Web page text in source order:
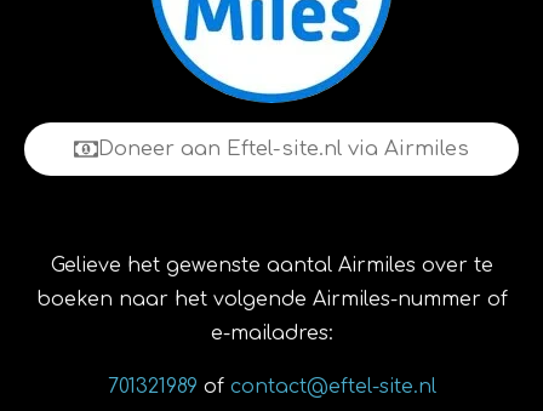
Doneer aan Eftel-site.nl via Airmiles
Gelieve het gewenste aantal Airmiles over te
boeken naar het volgende Airmiles-nummer of
e-mailadres:
701321989 ofcontact@eftel-site.nl